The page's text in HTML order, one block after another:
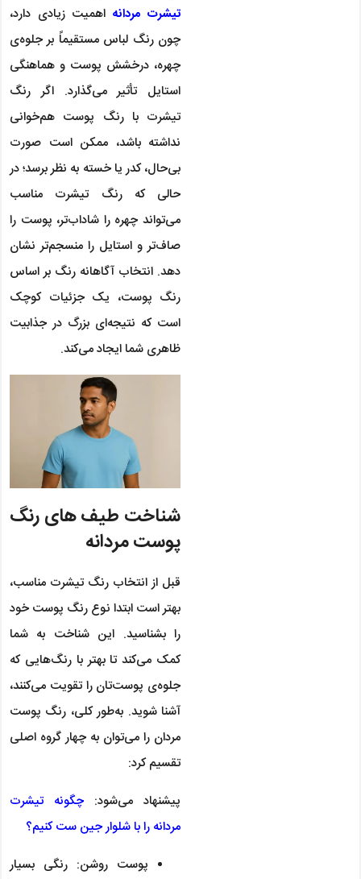
تیشرت مردانه اهمیت زیادی دارد،
چون رنگ لباس مستقیماً بر جلوه‌ی
چهره، درخشش پوست و هماهنگی
استایل تأثیر می‌گذارد. اگر رنگ
تیشرت با رنگ پوست هم‌خوانی
نداشته باشد، ممکن است صورت
بی‌حال، کدر یا خسته به نظر برسد؛ در
حالی که رنگ تیشرت مناسب
می‌تواند چهره را شاداب‌تر، پوست را
صاف‌تر و استایل را منسجم‌تر نشان
دهد. انتخاب آگاهانه رنگ بر اساس
رنگ پوست، یک جزئیات کوچک
است که نتیجه‌ای بزرگ در جذابیت
ظاهری شما ایجاد می‌کند.
شناخت طیف‌ های رنگ
پوست مردانه
قبل از انتخاب رنگ تیشرت مناسب،
بهتر است ابتدا نوع رنگ پوست خود
را بشناسید. این شناخت به شما
کمک می‌کند تا بهتر با رنگ‌هایی که
جلوه‌ی پوست‌تان را تقویت می‌کنند،
آشنا شوید. به‌طور کلی، رنگ پوست
مردان را می‌توان به چهار گروه اصلی
تقسیم کرد:
پیشنهاد می‌شود: چگونه تیشرت
مردانه را با شلوار جین ست کنیم؟
پوست روشن: رنگی بسیار